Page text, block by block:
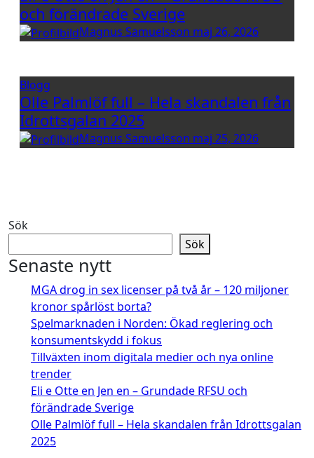
och förändrade Sverige
Magnus Samuelsson maj 26, 2026
Blogg
Olle Palmlöf full – Hela skandalen från
Idrottsgalan 2025
Magnus Samuelsson maj 25, 2026
Sök
Sök
Senaste nytt
MGA drog in sex licenser på två år – 120 miljoner
kronor spårlöst borta?
Spelmarknaden i Norden: Ökad reglering och
konsumentskydd i fokus
Tillväxten inom digitala medier och nya online
trender
Eli e Otte en Jen en – Grundade RFSU och
förändrade Sverige
Olle Palmlöf full – Hela skandalen från Idrottsgalan
2025